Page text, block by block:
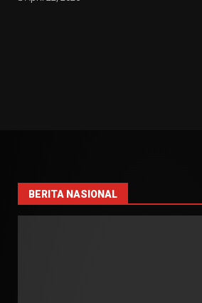
BERITA NASIONAL